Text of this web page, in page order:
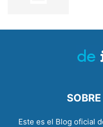
Este es el Blog oficial